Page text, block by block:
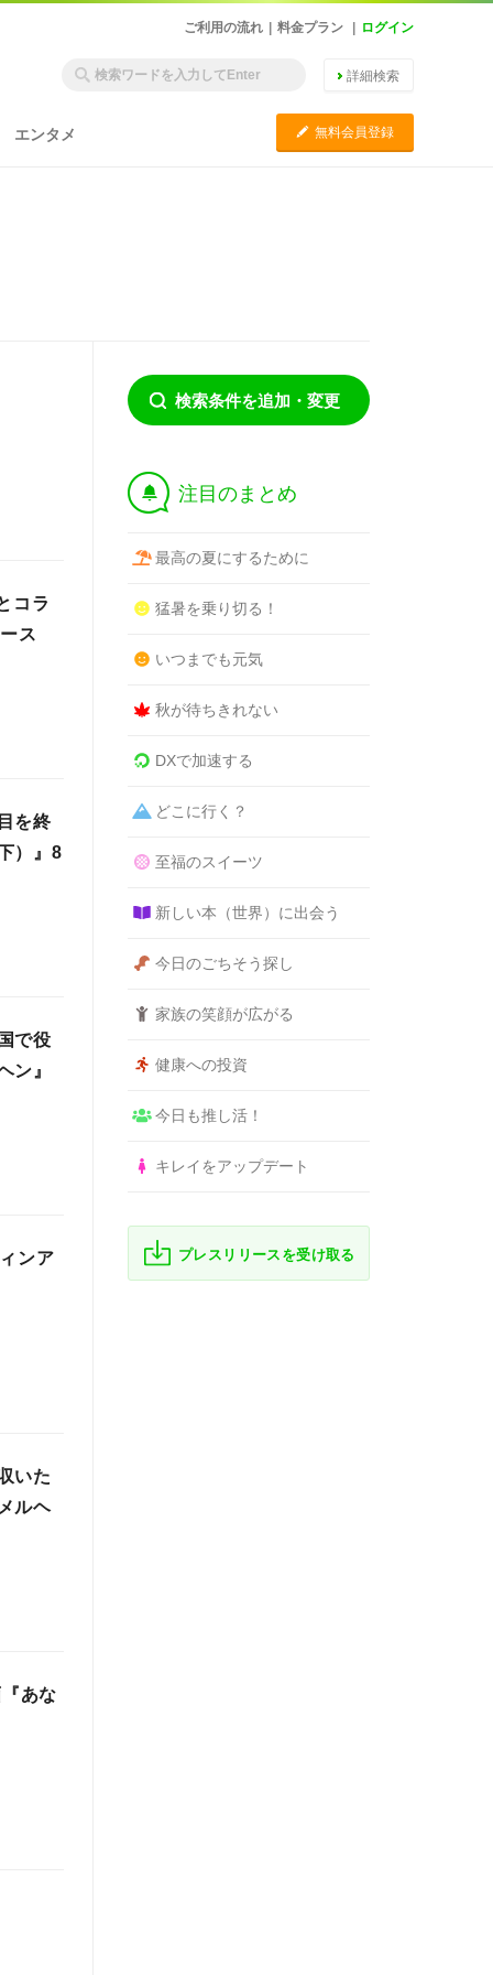
ご利用の流れ 料金プラン ログイン
詳細検索
エンタメ C 無料会員登録
コラ
ス
を終
）』8
で役
ン』
ンア
いた
ルヘ
あな
検索条件を追加・変更
† 注目のまとめ
最高の夏にするために
猛暑を乗り切る！
いつまでも元気
秋が待ちきれない
DXで加速する
どこに行く？
至福のスイーツ
新しい本（世界）に出会う
今日のごちそう探し
家族の笑顔が広がる
健康への投資
今日も推し活！
キレイをアップデート
プレスリリースを受け取る